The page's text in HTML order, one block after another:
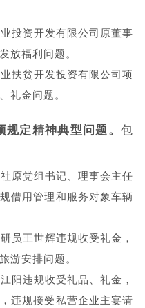
投资开发有限公司原董事
放福利问题。
扶贫开发投资有限公司项
礼金问题。
定精神典型问题。 包
原党组书记、理事会主任
借用管理和服务对象车辆
员王世辉违规收受礼金，
游安排问题。
阳违规收受礼品、礼金，
违规接受私营企业主宴请